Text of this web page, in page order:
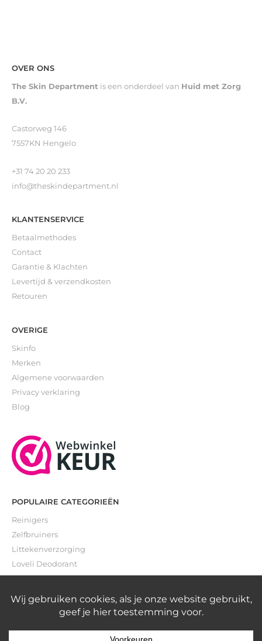
OVER ONS
The Skin Department is een onderdeel van Huid met Zorg
B.V.
Castorweg 146
7557KN Hengelo
+31 74 20 20 233
info@theskindepartment.nl
KLANTENSERVICE
Betaalmethodes
Contact
Garantie & Klachten
Levertijd & verzendkosten
Retouren
OVERIGE
Skinfo
Merken
Algemene voorwaarden
Privacy verklaring
Blog
POPULAIRE CATEGORIEËN
Reinigers
Zelfbruiners
Littekenverzorging
Loveli Deodorant
Gevoelige huid